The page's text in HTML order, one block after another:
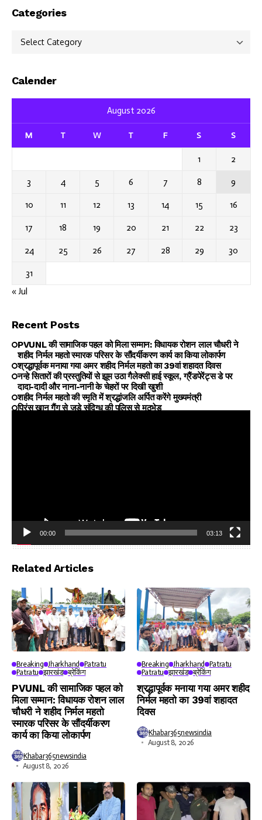
Categories
Categories
Calender
August 2026
M T W T F S S
1 2
3 4 5 6 7 8 9
10 11 12 13 14 15 16
17 18 19 20 21 22 23
24 25 26 27 28 29 30
31
« Jul
Recent Posts
PVUNL की सामाजिक पहल को मिला सम्मान: विधायक रोशन लाल चौधरी ने
शहीद निर्मल महतो स्मारक परिसर के सौंदर्यीकरण कार्य का किया लोकार्पण
श्रद्धापूर्वक मनाया गया अमर शहीद निर्मल महतो का 39वां शहादत दिवस
नन्हे सितारों की प्रस्तुतियों से झूम उठा गैलेक्सी हाई स्कूल, ग्रैंडपेरेंट्स डे पर
दादा-दादी और नाना-नानी के चेहरों पर दिखी खुशी
शहीद निर्मल महतो की स्मृति में श्रद्धांजलि अर्पित करेंगे मुख्यमंत्री
प्रिंस खान गैंग से जुड़े संदिग्ध की पुलिस से मुठभेड़
Player
00:00 03:13
Related Articles
Breaking Jharkhand
Patratu
Patratu झारखंड ब्रेकिंग
PVUNL की सामाजिक पहल को
मिला सम्मान: विधायक रोशन लाल
चौधरी ने शहीद निर्मल महतो
स्मारक परिसर के सौंदर्यीकरण
कार्य का किया लोकार्पण
Khabar365newsindia
August 8, 2026
Breaking Jharkhand
Patratu
Patratu झारखंड ब्रेकिंग
श्रद्धापूर्वक मनाया गया अमर शहीद
निर्मल महतो का 39वां शहादत
दिवस
Khabar365newsindia
August 8, 2026